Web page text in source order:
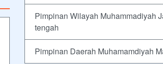
Pimpinan Wilayah Muhammadiyah
tengah
Pimpinan Daerah Muhamamdiyah